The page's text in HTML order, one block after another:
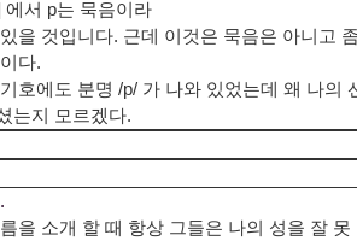
에서 p는 묵음이라
을 것입니다. 근데 이것은 묵음은 아니고
다.
호에도 분명 /p/ 가 나와 있었는데 왜 나의
는지 모르겠다.
을 소개 할 때 항상 그들은 나의 성을 잘 못